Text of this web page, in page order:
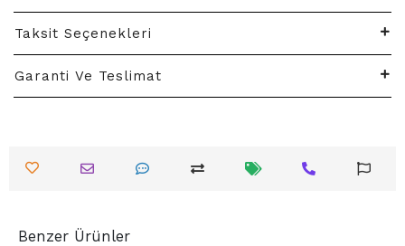
Taksit Seçenekleri
Garanti Ve Teslimat
Benzer Ürünler